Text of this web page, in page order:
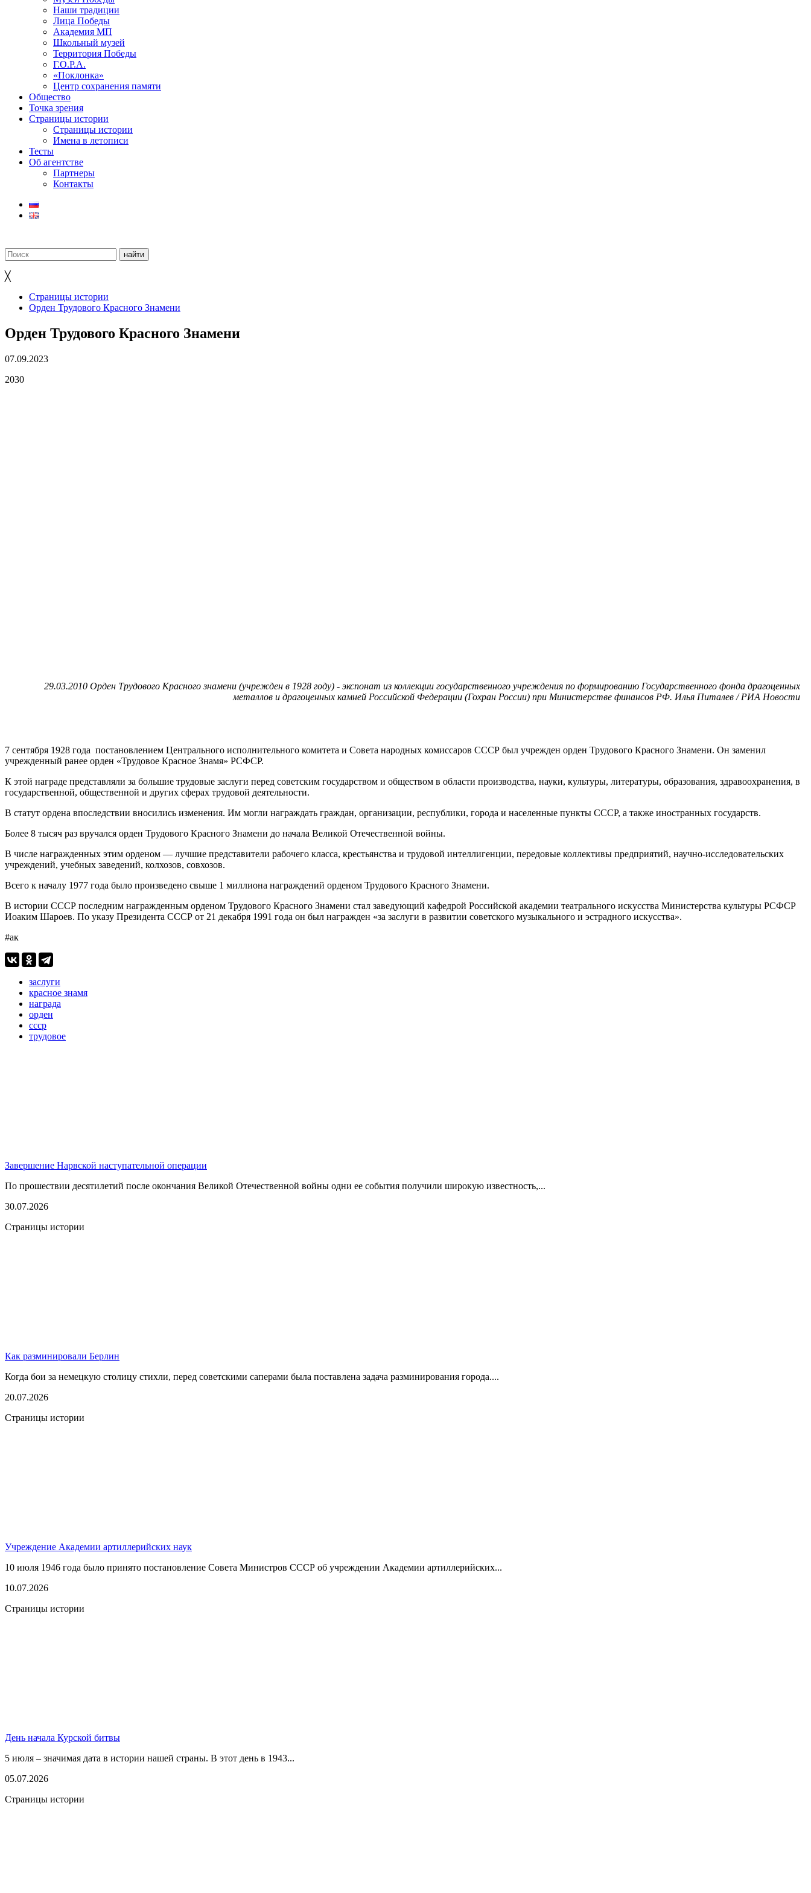
Наши традиции
Лица Победы
Академия МП
Школьный музей
Территория Победы
Г.О.Р.А.
«Поклонка»
Центр сохранения памяти
Общество
Точка зрения
Страницы истории
Страницы истории
Имена в летописи
Тесты
Об агентстве
Партнеры
Контакты
╳
Страницы истории
Орден Трудового Красного Знамени
Орден Трудового Красного Знамени
07.09.2023
2030
29.03.2010 Орден Трудового Красного знамени (учрежден в 1928 году) - экспонат из коллекции государственного учреждения по формированию Государственного фонда драгоценных
металлов и драгоценных камней Российской Федерации (Гохран России) при Министерстве финансов РФ. Илья Питалев / РИА Новости
7 сентября 1928 года постановлением Центрального исполнительного комитета и Совета народных комиссаров СССР был учрежден орден Трудового Красного Знамени. Он заменил
учрежденный ранее орден «Трудовое Красное Знамя» РСФСР.
К этой награде представляли за большие трудовые заслуги перед советским государством и обществом в области производства, науки, культуры, литературы, образования, здравоохранения, в
государственной, общественной и других сферах трудовой деятельности.
В статут ордена впоследствии вносились изменения. Им могли награждать граждан, организации, республики, города и населенные пункты СССР, а также иностранных государств.
Более 8 тысяч раз вручался орден Трудового Красного Знамени до начала Великой Отечественной войны.
В числе награжденных этим орденом — лучшие представители рабочего класса, крестьянства и трудовой интеллигенции, передовые коллективы предприятий, научно-исследовательских
учреждений, учебных заведений, колхозов, совхозов.
Всего к началу 1977 года было произведено свыше 1 миллиона награждений орденом Трудового Красного Знамени.
В истории СССР последним награжденным орденом Трудового Красного Знамени стал заведующий кафедрой Российской академии театрального искусства Министерства культуры РСФСР
Иоаким Шароев. По указу Президента СССР от 21 декабря 1991 года он был награжден «за заслуги в развитии советского музыкального и эстрадного искусства».
#ак
заслуги
красное знамя
награда
орден
ссср
трудовое
Завершение Нарвской наступательной операции
По прошествии десятилетий после окончания Великой Отечественной войны одни ее события получили широкую известность,...
30.07.2026
Страницы истории
Как разминировали Берлин
Когда бои за немецкую столицу стихли, перед советскими саперами была поставлена задача разминирования города....
20.07.2026
Страницы истории
Учреждение Академии артиллерийских наук
10 июля 1946 года было принято постановление Совета Министров СССР об учреждении Академии артиллерийских...
10.07.2026
Страницы истории
День начала Курской битвы
5 июля – значимая дата в истории нашей страны. В этот день в 1943...
05.07.2026
Страницы истории